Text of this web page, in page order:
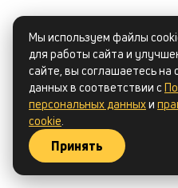
Мы используем файлы
для работы сайта и
сайте, вы соглашаетесь на
данных в соответствии с
персональных данныхи
cookie.
Принять